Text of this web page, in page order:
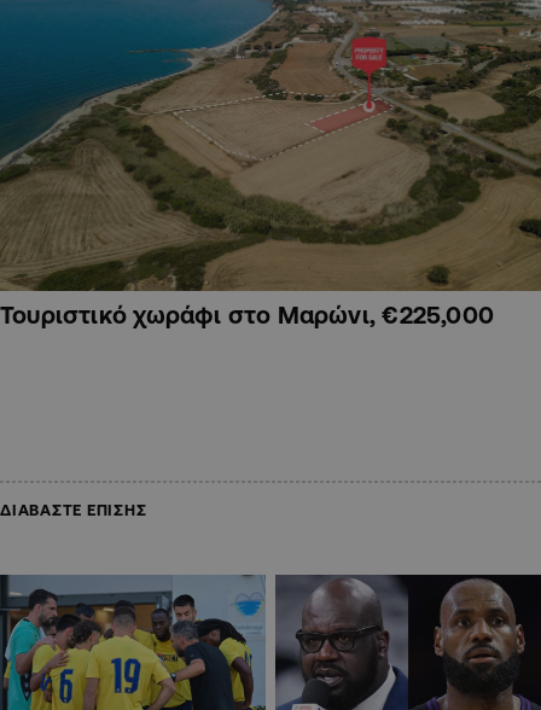
Τουριστικό χωράφι στο Μαρώνι, €225,000
ΔΙΑΒΑΣΤΕ ΕΠΙΣΗΣ